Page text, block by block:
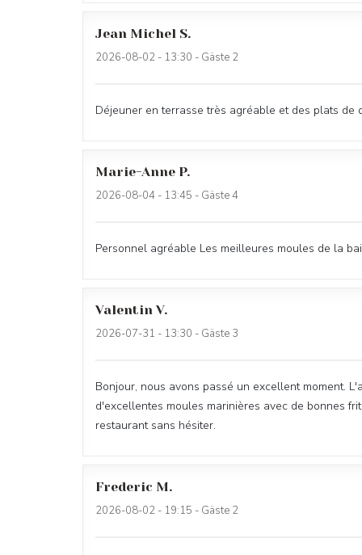
Jean Michel S
2026-08-02 - 13:30 - Gäste 2
Déjeuner en terrasse très agréable et des plats de
Marie-Anne P
2026-08-04 - 13:45 - Gäste 4
Personnel agréable Les meilleures moules de la
Valentin V
2026-07-31 - 13:30 - Gäste 3
Bonjour, nous avons passé un excellent moment.
d'excellentes moules marinières avec de bonnes
restaurant sans hésiter.
Frederic M
2026-08-02 - 19:15 - Gäste 2